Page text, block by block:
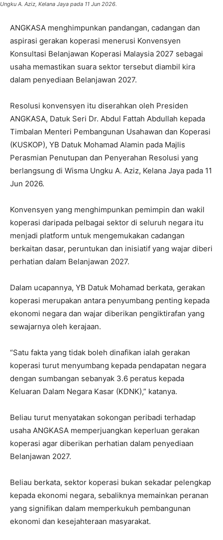
Ungku A. Aziz, Kelana Jaya pada 11 Jun 2026.
ANGKASA menghimpunkan pandangan, cadangan dan
aspirasi gerakan koperasi menerusi Konvensyen
Konsultasi Belanjawan Koperasi Malaysia 2027 sebagai
usaha memastikan suara sektor tersebut diambil kira
dalam penyediaan Belanjawan 2027.
Resolusi konvensyen itu diserahkan oleh Presiden
ANGKASA, Datuk Seri Dr. Abdul Fattah Abdullah kepada
Timbalan Menteri Pembangunan Usahawan dan Koperasi
(KUSKOP), YB Datuk Mohamad Alamin pada Majlis
Perasmian Penutupan dan Penyerahan Resolusi yang
berlangsung di Wisma Ungku A. Aziz, Kelana Jaya pada 11
Jun 2026.
Konvensyen yang menghimpunkan pemimpin dan wakil
koperasi daripada pelbagai sektor di seluruh negara itu
menjadi platform untuk mengemukakan cadangan
berkaitan dasar, peruntukan dan inisiatif yang wajar diberi
perhatian dalam Belanjawan 2027.
Dalam ucapannya, YB Datuk Mohamad berkata, gerakan
koperasi merupakan antara penyumbang penting kepada
ekonomi negara dan wajar diberikan pengiktirafan yang
sewajarnya oleh kerajaan.
“Satu fakta yang tidak boleh dinafikan ialah gerakan
koperasi turut menyumbang kepada pendapatan negara
dengan sumbangan sebanyak 3.6 peratus kepada
Keluaran Dalam Negara Kasar (KDNK),” katanya.
Beliau turut menyatakan sokongan peribadi terhadap
usaha ANGKASA memperjuangkan keperluan gerakan
koperasi agar diberikan perhatian dalam penyediaan
Belanjawan 2027.
Beliau berkata, sektor koperasi bukan sekadar pelengkap
kepada ekonomi negara, sebaliknya memainkan peranan
yang signifikan dalam memperkukuh pembangunan
ekonomi dan kesejahteraan masyarakat.